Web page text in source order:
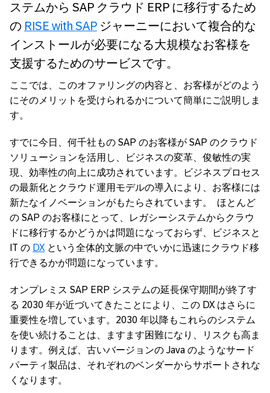
ステムから SAP クラウド ERP に移行するため
の RISE with SAP ジャーニーにおいて複合的な
インストールが必要になる大規模なお客様を
支援するためのサービスです。
ここでは、このオファリングの内容と、お客様がどのよう
にそのメリットを受けられるかについて簡単にご説明しま
す。
すでに今日、何千社もの SAP のお客様が SAP のクラウド
ソリューションを活用し、ビジネスの変革、俊敏性の実
現、効率性の向上に成功されています。ビジネスプロセス
の最新化とクラウド運用モデルの導入により、お客様には
新たなイノベーションがもたらされています。 ほとんど
の SAP のお客様にとって、レガシーシステムからクラウ
ドに移行するかどうかは問題になっておらず、ビジネスと
IT の DX という全体的文脈の中でいかに迅速にクラウド移
行できるかが問題になっています。
オンプレミス SAP ERP システムの延長保守期間が終了す
る 2030 年が近づいてきたことにより、この DX はさらに
重要性を増しています。2030 年以降もこれらのシステム
を使い続けることは、ますます困難になり、リスクも高ま
ります。例えば、古いバージョンの Java のようなサード
パーティ製品は、それぞれのベンダーからサポートされな
くなります。